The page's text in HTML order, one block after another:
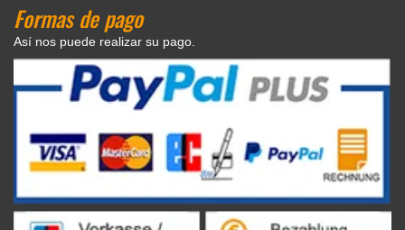
Formas de pago
Así nos puede realizar su pago.